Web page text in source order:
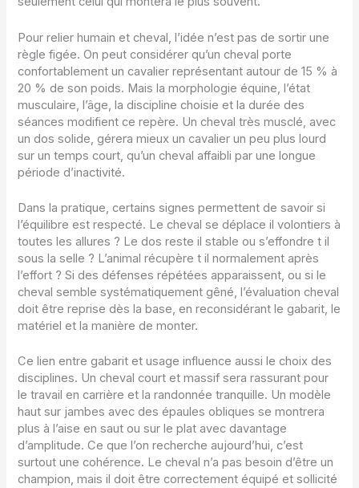
Pour relier humain et cheval, l’idée n’est pas de sortir une
règle figée. On peut considérer qu’un cheval porte
confortablement un cavalier représentant autour de 15 % à
20 % de son poids. Mais la morphologie équine, l’état
musculaire, l’âge, la discipline choisie et la durée des
séances modifient ce repère. Un cheval très musclé, avec
un dos solide, gérera mieux un cavalier un peu plus lourd
sur un temps court, qu’un cheval affaibli par une longue
période d’inactivité.
Dans la pratique, certains signes permettent de savoir si
l’équilibre est respecté. Le cheval se déplace il volontiers à
toutes les allures ? Le dos reste il stable ou s’effondre t il
sous la selle ? L’animal récupère t il normalement après
l’effort ? Si des défenses répétées apparaissent, ou si le
cheval semble systématiquement gêné, l’évaluation cheval
doit être reprise dès la base, en reconsidérant le gabarit, le
matériel et la manière de monter.
Ce lien entre gabarit et usage influence aussi le choix des
disciplines. Un cheval court et massif sera rassurant pour
le travail en carrière et la randonnée tranquille. Un modèle
haut sur jambes avec des épaules obliques se montrera
plus à l’aise en saut ou sur le plat avec davantage
d’amplitude. Ce que l’on recherche aujourd’hui, c’est
surtout une cohérence. Le cheval n’a pas besoin d’être un
champion, mais il doit être correctement équipé et sollicité